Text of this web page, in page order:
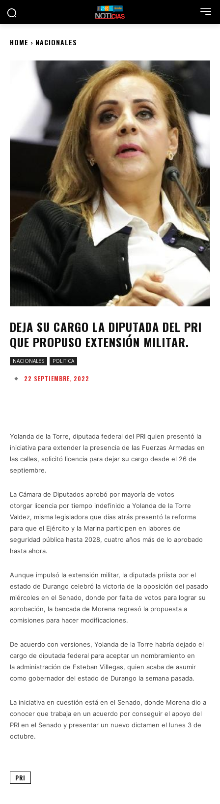
HOME NACIONALES
DEJA SU CARGO LA DIPUTADA DEL PRI
QUE PROPUSO EXTENSIÓN MILITAR.
NACIONALES POLITICA
22 SEPTIEMBRE, 2022
Yolanda de la Torre, diputada federal del PRI quien presentó la
iniciativa para extender la presencia de las Fuerzas Armadas en
las calles, solicitó licencia para dejar su cargo desde el 26 de
septiembre.
La Cámara de Diputados aprobó por mayoría de votos
otorgar licencia por tiempo indefinido a Yolanda de la Torre
Valdez, misma legisladora que días atrás presentó la reforma
para que el Ejército y la Marina participen en labores de
seguridad pública hasta 2028, cuatro años más de lo aprobado
hasta ahora.
Aunque impulsó la extensión militar, la diputada priísta por el
estado de Durango celebró la victoria de la oposición del pasado
miércoles en el Senado, donde por falta de votos para lograr su
aprobación, la bancada de Morena regresó la propuesta a
comisiones para hacer modificaciones.
De acuerdo con versiones, Yolanda de la Torre habría dejado el
cargo de diputada federal para aceptar un nombramiento en
la administración de Esteban Villegas, quien acaba de asumir
como gobernador del estado de Durango la semana pasada.
La iniciativa en cuestión está en el Senado, donde Morena dio a
conocer que trabaja en un acuerdo por conseguir el apoyo del
PRI en el Senado y presentar un nuevo dictamen el lunes 3 de
octubre.
PRI